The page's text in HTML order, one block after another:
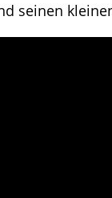
seinen